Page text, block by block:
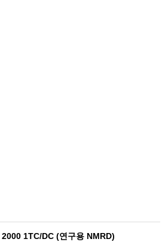
1TC/DC (연구용 NMRD)